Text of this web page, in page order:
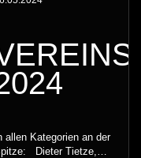
allen Kategorien an der
Dieter Tietze,